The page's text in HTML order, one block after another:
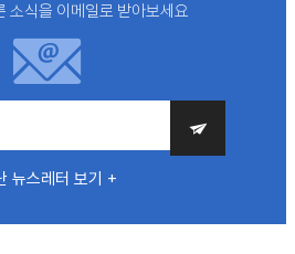
소식을 이메일로 받아보세요
뉴스레터 보기 +